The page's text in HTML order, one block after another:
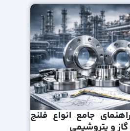
جامع انواع فلنج
و پتروشیمی